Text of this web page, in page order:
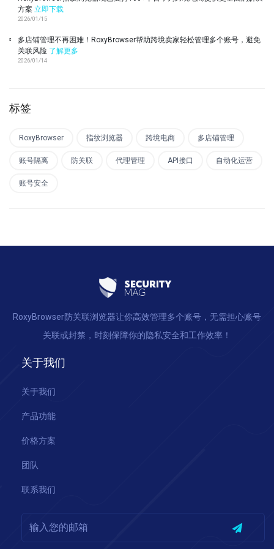
方案 立即下载
2026/01/15
多店铺管理不再困难！RoxyBrowser帮助跨境卖家轻松管理多个账号，避免
关联风险 了解更多
2026/01/14
标签
RoxyBrowser 指纹浏览器 跨境电商 多店铺管理
账号隔离 防关联 代理管理 API接口 自动化运营
账号安全
RoxyBrowser防关联浏览器让你高效管理多个账号，无需担心账号
关联或封禁，时刻保障你的隐私安全和工作效率！
关于我们
关于我们
产品功能
价格方案
团队
联系我们